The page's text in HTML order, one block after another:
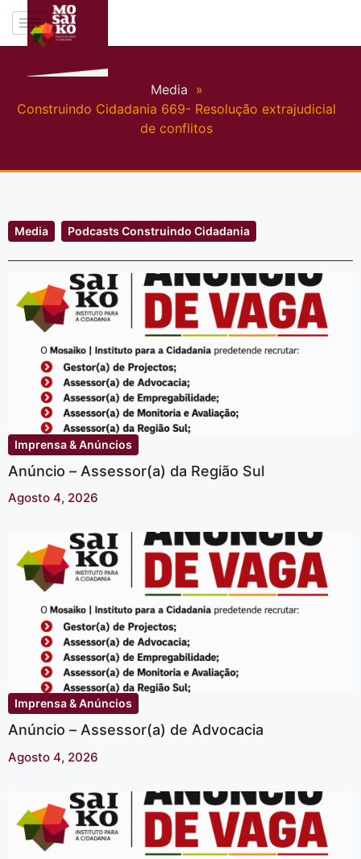
Media »
Construindo Cidadania 669- Resolução extrajudicial
de conflitos
Media Podcasts Construindo Cidadania
Imprensa & Anúncios
Anúncio – Assessor(a) da Região Sul
Agosto 4, 2026
Imprensa & Anúncios
Anúncio – Assessor(a) de Advocacia
Agosto 4, 2026